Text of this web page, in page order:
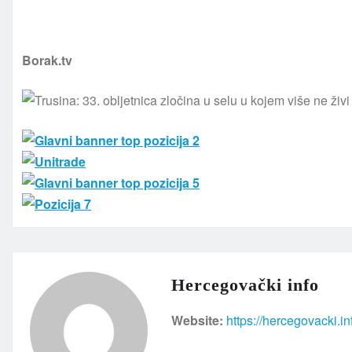
Borak.tv
Hercegovački info
Website: https://